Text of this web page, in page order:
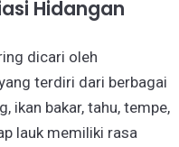
Hidangan
dicari oleh
terdiri dari berbagai
ikan bakar, tahu, tempe,
lauk memiliki rasa